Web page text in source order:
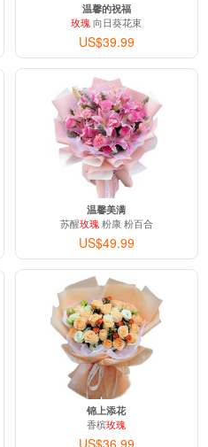
温馨的祝福
玫瑰 向日葵花束
US$39.99
温馨美满
苏醒玫瑰 粉康 粉百合
US$49.99
锦上添花
香槟玫瑰
US$36.99